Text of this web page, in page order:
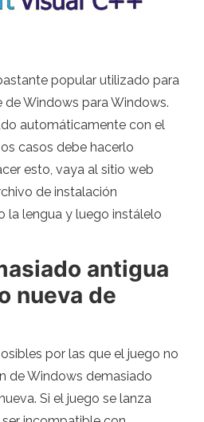
popular utilizado para
Windows para Windows.
automáticamente con el
casos debe hacerlo
esto, vaya al sitio web
de instalación
la lengua y luego instálelo
antigua
nueva de
por las que el juego no
de Windows demasiado
Si el juego se lanza